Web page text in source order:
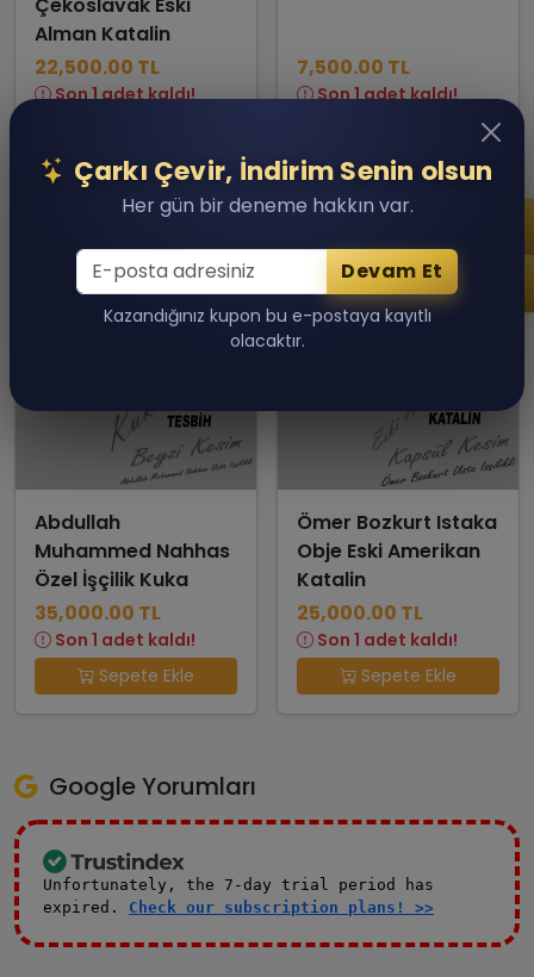
Alman Katalin
22,500.00 TL
Son 1 adet kaldı!
7,500.00 TL
Son 1 adet kaldı!
Abdullah
Muhammed Nahhas
Özel İşçilik Kuka
35,000.00 TL
Son 1 adet kaldı!
Sepete Ekle
Ömer Bozkurt Istaka
Obje Eski Amerikan
Katalin
25,000.00 TL
Son 1 adet kaldı!
Sepete Ekle
Google Yorumları
Unfortunately, the 7-day trial period has
expired. Check our subscription plans! >>
Çarkı Çevir, İndirim Senin olsun
Her gün bir deneme hakkın var.
Devam Et
Kazandığınız kupon bu e-postaya kayıtlı
olacaktır.